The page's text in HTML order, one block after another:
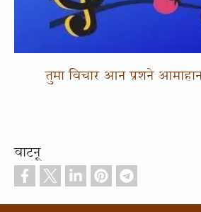
तुमा विचार आन प्रशने
वाटनू